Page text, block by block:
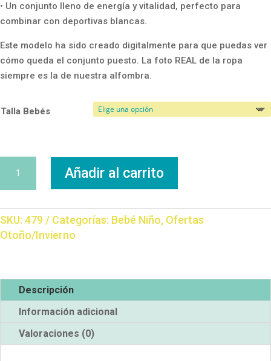
• Un conjunto lleno de energía y vitalidad, perfecto para
combinar con deportivas blancas.
Este modelo ha sido creado digitalmente para que puedas ver
cómo queda el conjunto puesto. La foto REAL de la ropa
siempre es la de nuestra alfombra.
Talla Bebés
Tigre
Añadir al carrito
SKU: 479 Categorías: Bebé Niño, Ofertas
Otoño/Invierno
Descripción
Información adicional
Valoraciones (0)